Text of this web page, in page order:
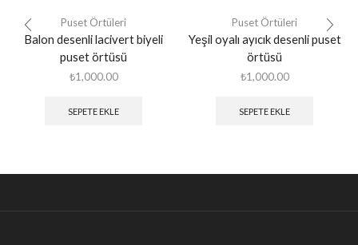
Puset Örtüleri
Balon desenli lacivert biyeli
puset örtüsü
₺1,000.00
SEPETE EKLE
Puset Örtüleri
Yeşil oyalı ayıcık desenli puset
örtüsü
₺1,000.00
SEPETE EKLE